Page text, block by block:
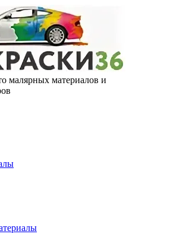
малярных материалов и